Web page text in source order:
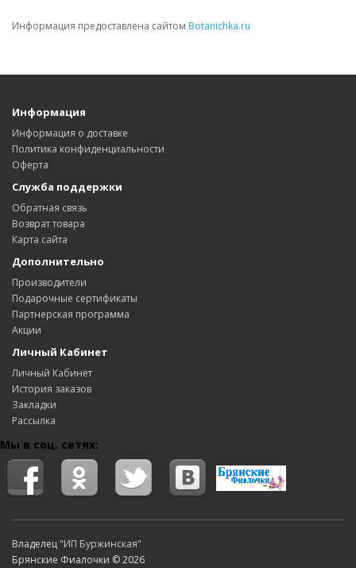
Информация предоставлена сайтом Botanichka.ru
Информация
Информация о доставке
Политика конфиденциальности
Оферта
Служба поддержки
Обратная связь
Возврат товара
Карта сайта
Дополнительно
Производители
Подарочные сертификаты
Партнерская программа
Акции
Личный Кабинет
Личный Кабинет
История заказов
Закладки
Рассылка
Мы в соц. сетях:
Владелец "ИП Буржинская"
Брянские Фиалочки © 2026